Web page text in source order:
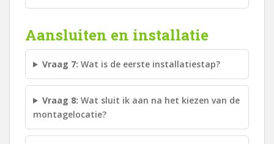
Aansluiten en installatie
Vraag 7: Wat is de eerste installatiestap?
Vraag 8: Wat sluit ik aan na het kiezen van de
montagelocatie?